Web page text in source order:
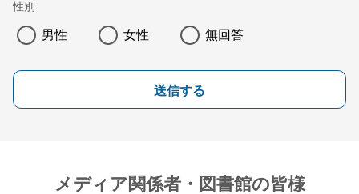
性別
男性 女性 無回答
送信する
メディア関係者・図書館の皆様